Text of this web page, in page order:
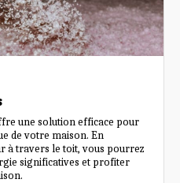
une solution efficace pour
de votre maison. En
à travers le toit, vous pourrez
significatives et profiter